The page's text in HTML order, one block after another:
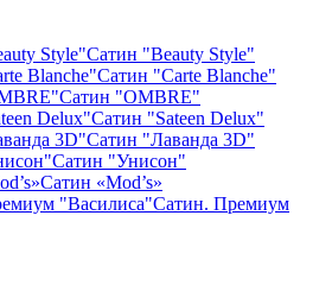
Сатин "Beauty Style"
Сатин "Carte Blanche"
Сатин "OMBRE"
Сатин "Sateen Delux"
Сатин "Лаванда 3D"
Сатин "Унисон"
Сатин «Mod’s»
Сатин. Премиум